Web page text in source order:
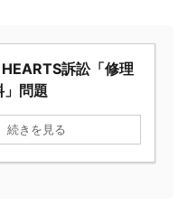
訴訟「修理
」問題
続きを見る